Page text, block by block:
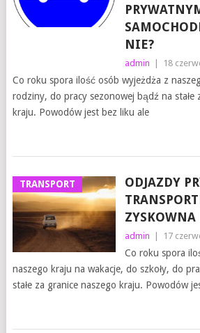
NIE?
admin 18
Co roku spora ilość osób wyjeżdża z
rodziny, do pracy sezonowej bądź na stałe
kraju. Powodów jest bez liku ale
TRANSPORT
ODJAZDY
ZYSKOWNA
admin 17
Co roku spora
naszego kraju na wakacje, do szkoły, do
stałe za granice naszego kraju. Powodów